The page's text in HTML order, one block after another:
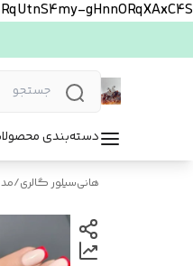
gHnnORqXAxC4S
دسته‌بندی
هانی‌سیلور گالری/